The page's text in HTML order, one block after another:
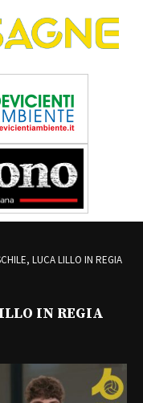
LUCA LILLO IN REGIA
IN REGIA